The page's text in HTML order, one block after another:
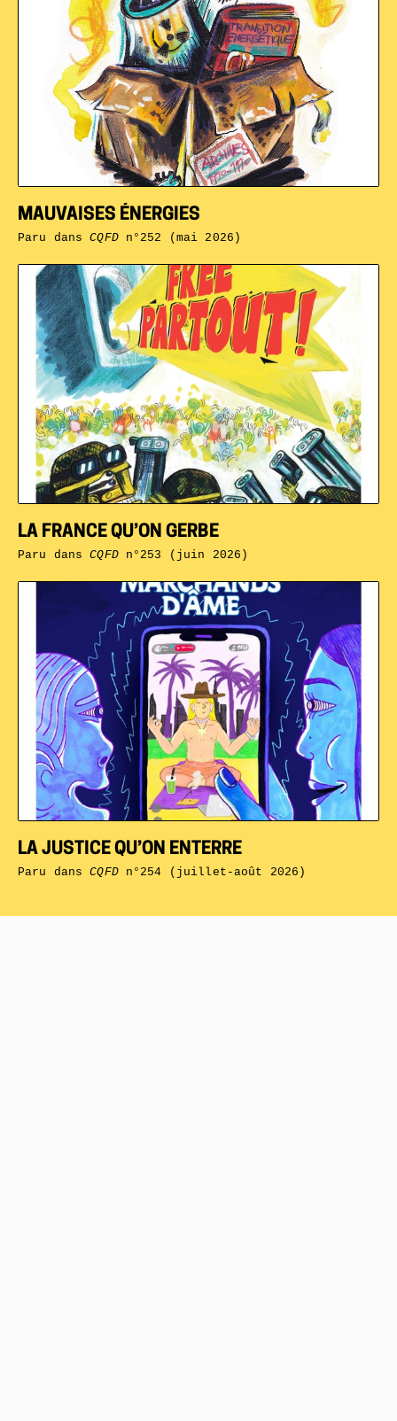
LA JUSTICE QU’ON ENTERRE
Paru dansCQFDn°254 (juillet-août 2026)
LA FRANCE QU’ON GERBE
Paru dansCQFDn°253 (juin 2026)
MAUVAISES ÉNERGIES
Paru dansCQFDn°252 (mai 2026)